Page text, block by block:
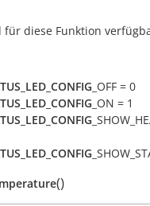
für diese Funktion
_OFF = 0
_ON = 1
()